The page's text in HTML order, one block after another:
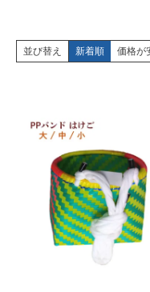
並び替え 新着順 価格が